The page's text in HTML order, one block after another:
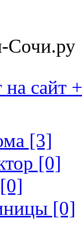
Сочи.ру
на сайт +
[3]
[0]
[0]